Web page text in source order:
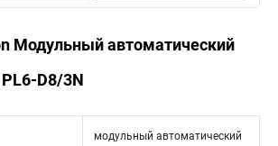
Модульный автоматический
D8/3N
модульный автоматический